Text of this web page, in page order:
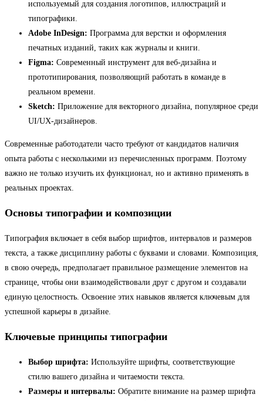
используемый для создания логотипов, иллюстраций и
типографики.
Adobe InDesign: Программа для верстки и оформления
печатных изданий, таких как журналы и книги.
Figma: Современный инструмент для веб-дизайна и
прототипирования, позволяющий работать в команде в
реальном времени.
Sketch: Приложение для векторного дизайна, популярное среди
UI/UX-дизайнеров.
Современные работодатели часто требуют от кандидатов наличия
опыта работы с несколькими из перечисленных программ. Поэтому
важно не только изучить их функционал, но и активно применять в
реальных проектах.
Основы типографии и композиции
Типография включает в себя выбор шрифтов, интервалов и размеров
текста, а также дисциплину работы с буквами и словами. Композиция,
в свою очередь, предполагает правильное размещение элементов на
странице, чтобы они взаимодействовали друг с другом и создавали
единую целостность. Освоение этих навыков является ключевым для
успешной карьеры в дизайне.
Ключевые принципы типографии
Выбор шрифта: Используйте шрифты, соответствующие
стилю вашего дизайна и читаемости текста.
Размеры и интервалы: Обратите внимание на размер шрифта